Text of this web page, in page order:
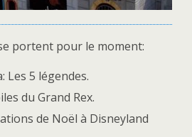
portent pour le moment:
Les 5 légendes.
du Grand Rex.
de Noël à Disneyland